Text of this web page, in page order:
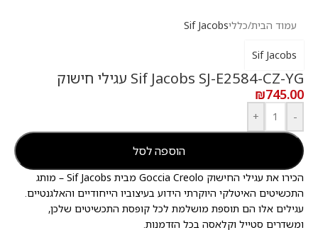
עמוד הבית/כלליSif Jacobs
Sif Jacobs SJ-E2584-CZ-YG עגילי חישוק
Sif Jacobs
₪745.00
-
+
הוספה לסל
הכירו את עגילי החישוק Goccia Creolo מבית Sif Jacobs – מותג
התכשיטים האיטלקי היוקרתי הידוע בעיצוביו הייחודיים והאלגנטיים.
עגילים אלו הם תוספת מושלמת לכל קופסת התכשיטים שלכן,
ומשדרים סטייל וקלאסה בכל הזדמנות.